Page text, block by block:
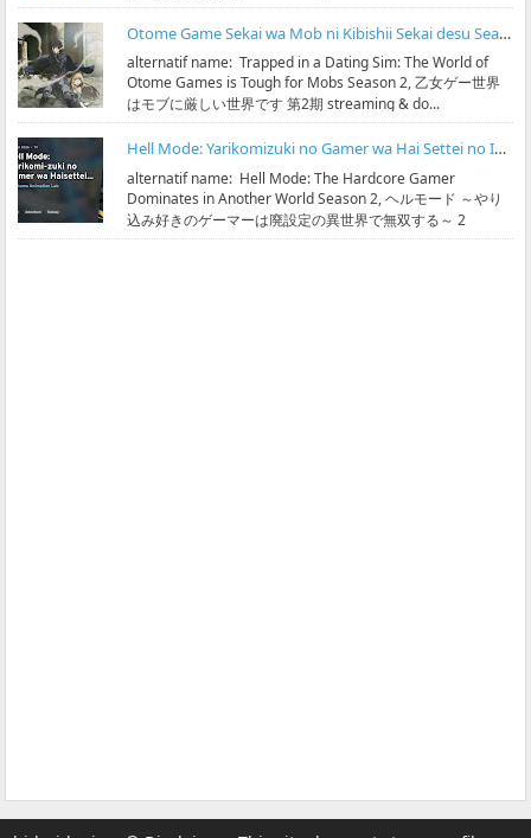
Otome Game Sekai wa Mob ni Kibishii Sekai desu Season 2 Subtitle Indonesia
alternatif name: Trapped in a Dating Sim: The World of
Otome Games is Tough for Mobs Season 2, 乙女ゲー世界
はモブに厳しい世界です 第2期 streaming & do...
Hell Mode: Yarikomizuki no Gamer wa Hai Settei no Isekai de Musou suru Season 2 Subtitle Indonesia
alternatif name: Hell Mode: The Hardcore Gamer
Dominates in Another World Season 2, ヘルモード ～やり
込み好きのゲーマーは廃設定の異世界で無双する～ 2
streaming & ...